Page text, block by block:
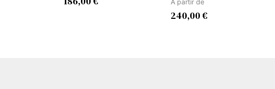
À partir de
240,00€